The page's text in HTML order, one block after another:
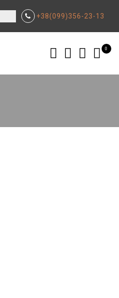
+38(099)356-23-13
0